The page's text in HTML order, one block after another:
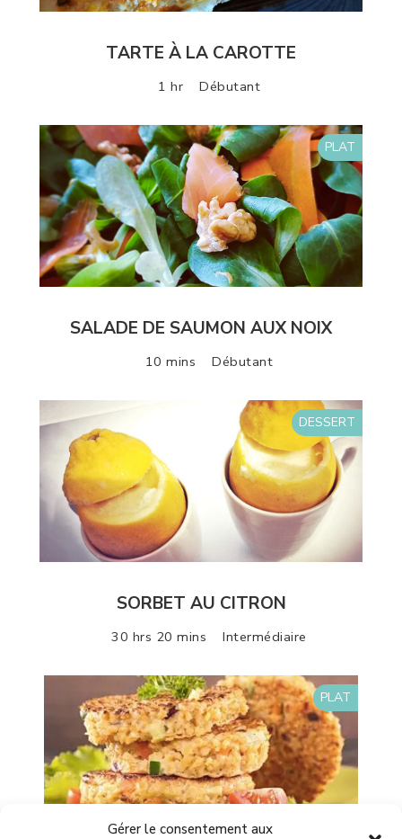
Gérer le consentement aux
TARTE À LA CAROTTE
1 hr Débutant
PLAT
SALADE DE SAUMON AUX NOIX
10 mins Débutant
DESSERT
SORBET AU CITRON
30 hrs 20 mins Intermédiaire
PLAT